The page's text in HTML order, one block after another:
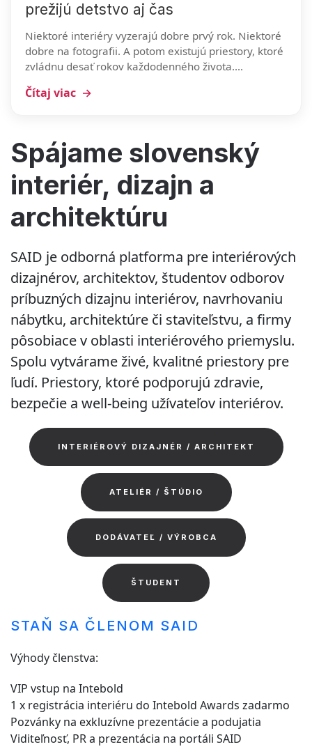
prežijú detstvo aj čas
Niektoré interiéry vyzerajú dobre prvý rok. Niektoré
dobre na fotografii. A potom existujú priestory, ktoré
zvládnu desať rokov každodenného života....
Čítaj viac
Spájame slovenský
interiér, dizajn a
architektúru
SAID je odborná platforma pre interiérových
dizajnérov, architektov, študentov odborov
príbuzných dizajnu interiérov, navrhovaniu
nábytku, architektúre či staviteľstvu, a firmy
pôsobiace v oblasti interiérového priemyslu.
Spolu vytvárame živé, kvalitné priestory pre
ľudí. Priestory, ktoré podporujú zdravie,
bezpečie a well-being užívateľov interiérov.
INTERIÉROVÝ DIZAJNÉR / ARCHITEKT
ATELIÉR / ŠTÚDIO
DODÁVATEĽ / VÝROBCA
ŠTUDENT
STAŇ SA ČLENOM SAID
Výhody členstva:
VIP vstup na Intebold
1 x registrácia interiéru do Intebold Awards zadarmo
Pozvánky na exkluzívne prezentácie a podujatia
Viditeľnosť, PR a prezentácia na portáli SAID